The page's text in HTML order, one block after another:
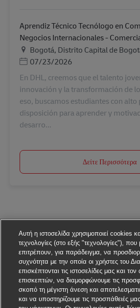
Aprendiz Técnico Tecnólogo en
Negocios Internacionales -
Τοποθεσία
Bogotá, Distrito Capital de
Ημερομηνία Ανάρτησης
07/23/2026
En DHL, creemos que el talento
innovación y la transformación de
eso, buscamos estudiantes con alto
disposición para aprender y
desarro...
Δείτε Περισσότερα
Αυτή η ιστοσελίδα χρησιμοποιεί cookies
τεχνολογίες (στο εξής "τεχνολογίες"), που
επιτρέπουν, για παράδειγμα, να
συχνότητα με την οποία οι χρήστες του
επισκέπτονται τις ιστοσελίδες μας και
επισκεπτών, να διαμορφώνουμε τις
σκοπό τη μέγιστη άνεση και
και να υποστηρίζουμε τις προσπάθειές